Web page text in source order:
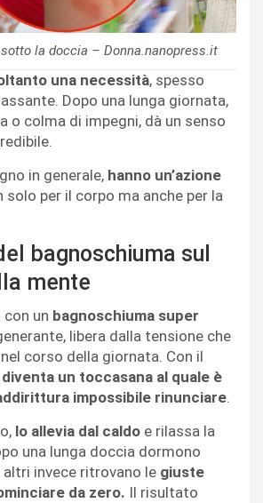
la doccia – Donna.nanopress.it
una necessità, spesso
Dopo una lunga giornata,
o colma di impegni, dà un senso
in generale, hanno un’azione
solo per il corpo ma anche per la
bagnoschiuma sul
mente
con un bagnoschiuma super
libera dalla tensione che
corso della giornata. Con il
diventa un toccasana al quale è
impossibile rinunciare.
lo allevia dal caldo e rilassa la
una lunga doccia dormono
invece ritrovano le giuste
da zero. Il risultato